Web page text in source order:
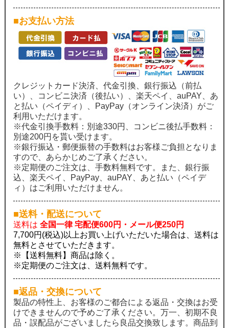
■お支払い方法
クレジットカード決済、代金引換、銀行振込（前払
い）、コンビニ決済（後払い）、楽天ペイ、auPAY、あ
と払い（ペイディ）、PayPay（オンライン決済）がご
利用いただけます。
※代金引換手数料：別途330円、コンビニ後払手数料：
別途200円を貰い受けます。
※銀行振込・郵便振替の手数料はお客様ご負担となりま
すので、あらかじめご了承ください。
※定期便のご注文は、手数料無料です。また、銀行振
込、楽天ペイ、PayPay、auPAY、あと払い（ペイデ
ィ）はご利用いただけません。
■送料・配送について
送料は 全国一律 宅配便600円・メール便250円
7,700円(税込)以上お買い上げいただいた場合は、送料は
無料とさせていただきます。
※【送料無料】商品は除く。
※定期便のご注文は、送料無料です。
■返品・交換について
製品の特性上、お客様のご都合による返品・交換はお受
けできませんので予めご了承ください。万一、初期不良
品・誤配品がございましたら良品交換致します。商品到